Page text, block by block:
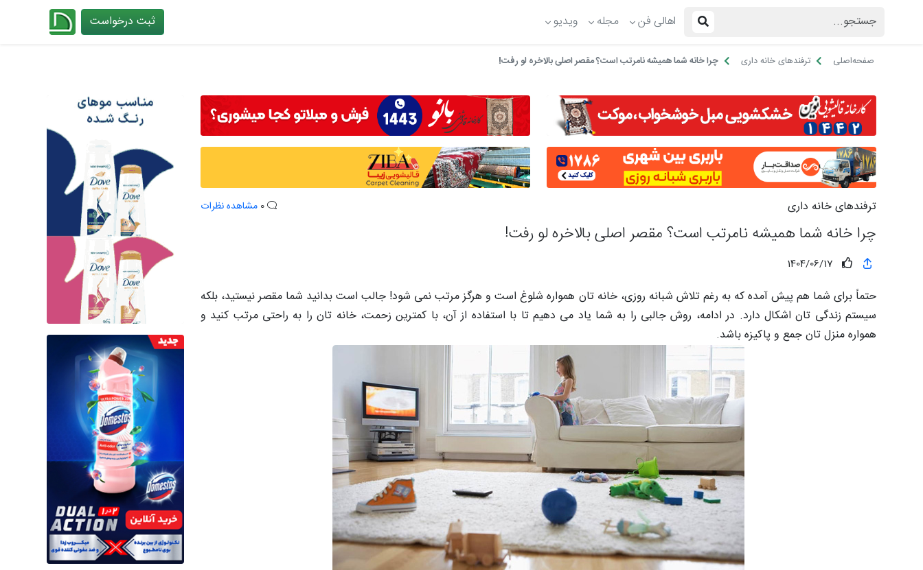
اهالی فن مجله ویدیو ثبت درخواست
صفحه‌اصلی ترفندهای خانه داری چرا خانه شما همیشه نامرتب است؟ مقصر اصلی بالاخره لو رفت!
ترفندهای خانه داری مشاهده نظرات
چرا خانه شما همیشه نامرتب است؟ مقصر اصلی بالاخره لو رفت!
1404/06/17
حتماً برای شما هم پیش آمده که به رغم تلاش شبانه روزی، خانه تان همواره شلوغ است و هرگز مرتب نمی شود! جالب است بدانید شما مقصر نیستید، بلکه
سیستم زندگی تان اشکال دارد. در ادامه، روش جالبی را به شما یاد می دهیم تا با استفاده از آن، با کمترین زحمت، خانه تان را به راحتی مرتب کنید و
همواره منزل تان جمع و پاکیزه باشد.